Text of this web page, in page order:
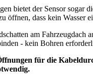
bietet der Sensor sogar
öffnen, dass kein Wasser
am Fahrzeugdach
- kein Bohren
für die